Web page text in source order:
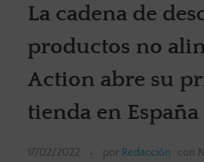
La cadena de
productos no
Action abre su
tienda en España
17/02/2022 por Redacción con